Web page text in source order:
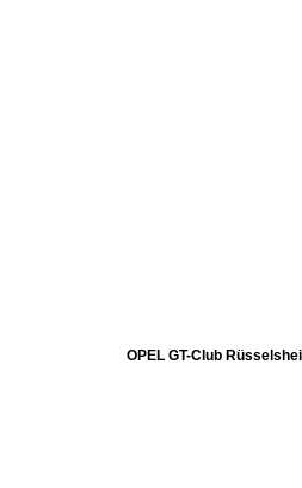
OPEL GT-Club